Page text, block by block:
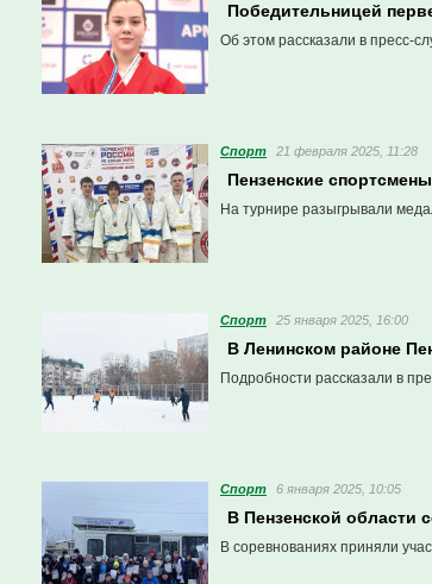
Победительницей
Об этом рассказали в пресс-
Спорт 21 февраля 2025, 11:28
Пензенские
На турнире разыгрывали
Спорт 25 января 2025, 16:00
В Ленинском районе
Подробности рассказали в
Спорт 6 января 2025, 10:05
В Пензенской области
В соревнованиях приняли